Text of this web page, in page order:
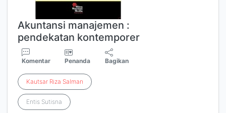
Akuntansi manajemen :
pendekatan kontemporer
Komentar Penanda Bagikan
Kautsar Riza Salman
Entis Sutisna